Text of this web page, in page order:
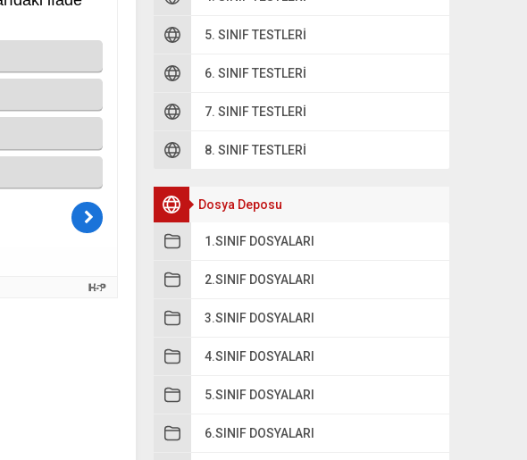
5. SINIF TESTLERI
6. SINIF TESTLERI
7. SINIF TESTLERI
8. SINIF TESTLERI
Dosya Deposu
1.SINIF DOSYALARI
2.SINIF DOSYALARI
3.SINIF DOSYALARI
4.SINIF DOSYALARI
5.SINIF DOSYALARI
6.SINIF DOSYALARI